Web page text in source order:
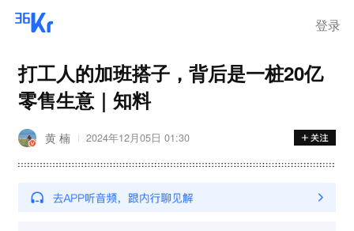
登录
打工人的加班搭子，背后是一桩20亿
零售生意｜知料
黄 楠 2024年12月05日 01:30